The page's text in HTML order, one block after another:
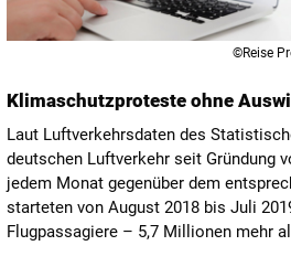
©Reise
Klimaschutzproteste ohne
Laut Luftverkehrsdaten des
deutschen Luftverkehr seit Gründung
jedem Monat gegenüber dem
starteten von August 2018 bis Juli
Flugpassagiere – 5,7 Millionen mehr